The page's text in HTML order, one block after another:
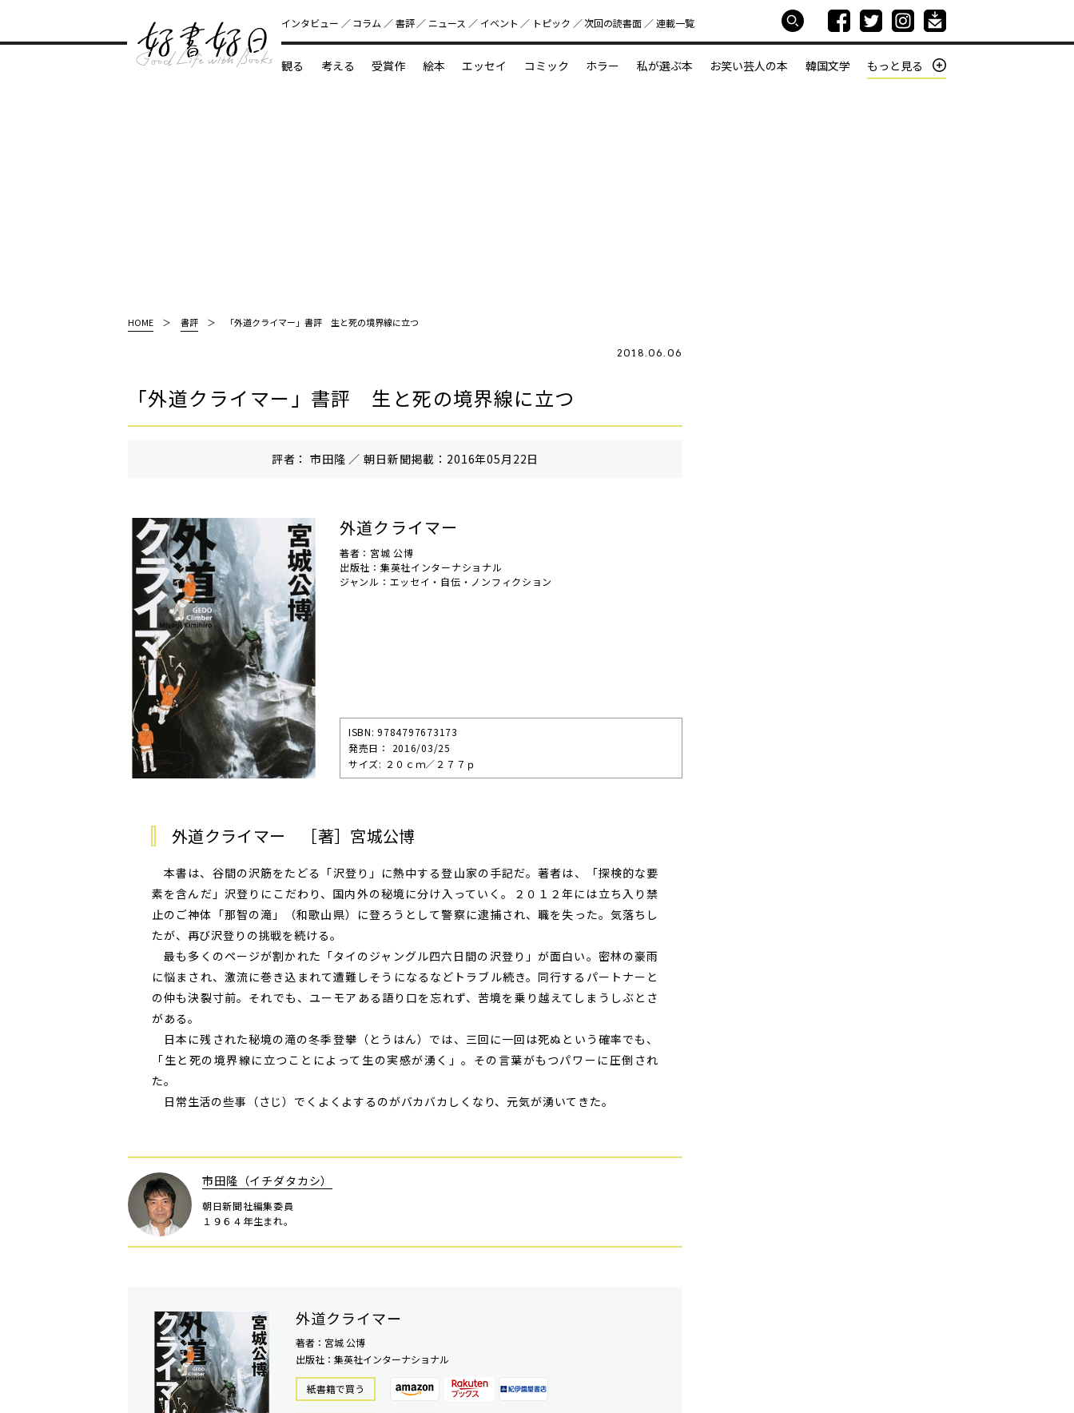
好書好日
インタビュー コラム 書評 ニュース イベント トピック 次回の読書⾯ 連載一覧
観る 考える 受賞作 絵本 エッセイ コミック ホラー 私が選ぶ本 お笑い芸人の本 韓国文学 もっと見る
HOME 書評 「外道クライマー」書評 生と死の境界線に立つ
2018.06.06
「外道クライマー」書評 生と死の境界線に立つ
評者： 市田隆 ／ 朝⽇新聞掲載：2016年05月22日
外道クライマー
著者：宮城 公博
出版社：集英社インターナショナル
ジャンル：エッセイ・自伝・ノンフィクション
ISBN: 9784797673173
発売⽇： 2016/03/25
サイズ: ２０ｃｍ／２７７ｐ
外道クライマー ［著］宮城公博
本書は、谷間の沢筋をたどる「沢登り」に熱中する登山家の手記だ。著者は、「探検的な要
素を含んだ」沢登りにこだわり、国内外の秘境に分け入っていく。２０１２年には立ち入り禁
止のご神体「那智の滝」（和歌山県）に登ろうとして警察に逮捕され、職を失った。気落ちし
たが、再び沢登りの挑戦を続ける。
最も多くのページが割かれた「タイのジャングル四六日間の沢登り」が面白い。密林の豪雨
に悩まされ、激流に巻き込まれて遭難しそうになるなどトラブル続き。同行するパートナーと
の仲も決裂寸前。それでも、ユーモアある語り口を忘れず、苦境を乗り越えてしまうしぶとさ
がある。
日本に残された秘境の滝の冬季登攀（とうはん）では、三回に一回は死ぬという確率でも、
「生と死の境界線に立つことによって生の実感が湧く」。その言葉がもつパワーに圧倒され
た。
日常生活の些事（さじ）でくよくよするのがバカバカしくなり、元気が湧いてきた。
市田隆（イチダタカシ）
朝日新聞社編集委員
１９６４年生まれ。
外道クライマー
著者：宮城 公博
出版社：集英社インターナショナル
紙書籍で買う